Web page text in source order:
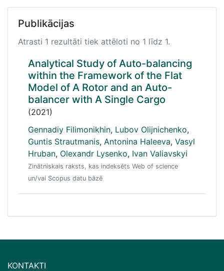
Publikācijas
Atrasti 1 rezultāti tiek attēloti no 1 līdz 1.
Analytical Study of Auto-balancing
within the Framework of the Flat
Model of A Rotor and an Auto-
balancer with A Single Cargo
(2021)
Gennadiy Filimonikhin, Lubov Olijnichenko,
Guntis Strautmanis, Antonina Haleeva, Vasyl
Hruban, Olexandr Lysenko, Ivan Valiavskyi
Zinātniskais raksts, kas indeksēts Web of science
un/vai Scopus datu bāzē
KONTAKTI